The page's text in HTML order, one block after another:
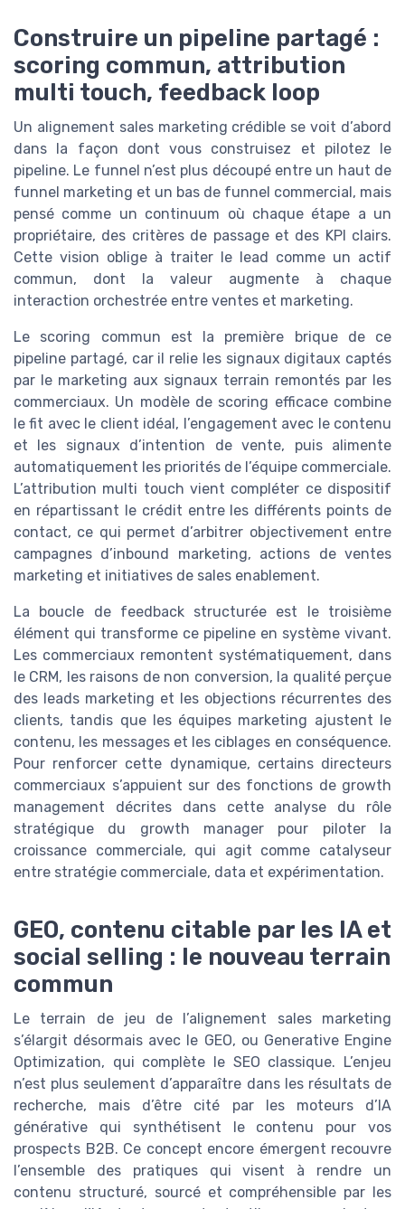
Construire un pipeline partagé :
scoring commun, attribution
multi touch, feedback loop
Un alignement sales marketing crédible se voit d’abord
dans la façon dont vous construisez et pilotez le
pipeline. Le funnel n’est plus découpé entre un haut de
funnel marketing et un bas de funnel commercial, mais
pensé comme un continuum où chaque étape a un
propriétaire, des critères de passage et des KPI clairs.
Cette vision oblige à traiter le lead comme un actif
commun, dont la valeur augmente à chaque
interaction orchestrée entre ventes et marketing.
Le scoring commun est la première brique de ce
pipeline partagé, car il relie les signaux digitaux captés
par le marketing aux signaux terrain remontés par les
commerciaux. Un modèle de scoring efficace combine
le fit avec le client idéal, l’engagement avec le contenu
et les signaux d’intention de vente, puis alimente
automatiquement les priorités de l’équipe commerciale.
L’attribution multi touch vient compléter ce dispositif
en répartissant le crédit entre les différents points de
contact, ce qui permet d’arbitrer objectivement entre
campagnes d’inbound marketing, actions de ventes
marketing et initiatives de sales enablement.
La boucle de feedback structurée est le troisième
élément qui transforme ce pipeline en système vivant.
Les commerciaux remontent systématiquement, dans
le CRM, les raisons de non conversion, la qualité perçue
des leads marketing et les objections récurrentes des
clients, tandis que les équipes marketing ajustent le
contenu, les messages et les ciblages en conséquence.
Pour renforcer cette dynamique, certains directeurs
commerciaux s’appuient sur des fonctions de growth
management décrites dans cette analyse du rôle
stratégique du growth manager pour piloter la
croissance commerciale, qui agit comme catalyseur
entre stratégie commerciale, data et expérimentation.
GEO, contenu citable par les IA et
social selling : le nouveau terrain
commun
Le terrain de jeu de l’alignement sales marketing
s’élargit désormais avec le GEO, ou Generative Engine
Optimization, qui complète le SEO classique. L’enjeu
n’est plus seulement d’apparaître dans les résultats de
recherche, mais d’être cité par les moteurs d’IA
générative qui synthétisent le contenu pour vos
prospects B2B. Ce concept encore émergent recouvre
l’ensemble des pratiques qui visent à rendre un
contenu structuré, sourcé et compréhensible par les